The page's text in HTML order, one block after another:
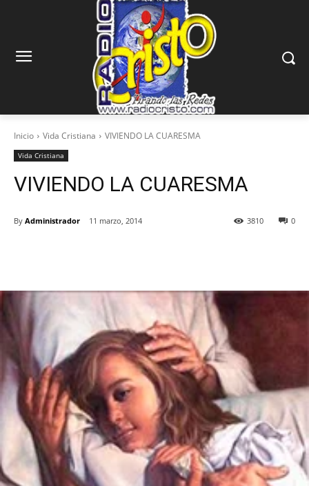
Inicio Vida Cristiana VIVIENDO LA CUARESMA
Vida Cristiana
VIVIENDO LA CUARESMA
By Administrador 11 marzo, 2014 0
3810